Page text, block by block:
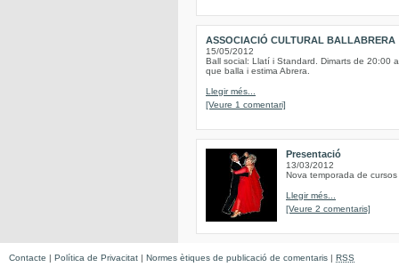
ASSOCIACIÓ CULTURAL BALLABRERA
15/05/2012
Ball social: Llatí i Standard. Dimarts de 20:00
que balla i estima Abrera.
Llegir més...
[Veure 1 comentari]
Presentació
13/03/2012
Nova temporada de
Llegir més...
[Veure 2 comentaris]
Contacte | Política de Privacitat | Normes ètiques de publicació de comentaris | RSS